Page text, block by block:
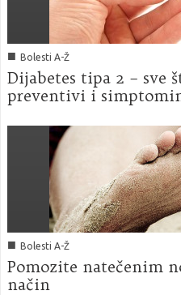
■ Bolesti A-Ž
Dijabetes tipa 2 – sve
preventivi i
■ Bolesti A-Ž
Pomozite natečenim
način